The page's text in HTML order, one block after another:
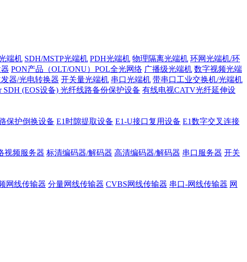
端机 SDH/MSTP光端机 PDH光端机 物理隔离光端机 环网光端机/环
PON产品（OLT/ONU）POL全光网络 广播级光端机 数字视频光端
器/光电转换器 开关量光端机 串口光端机 带串口工业交换机/光端机
SDH (EOS设备) 光纤线路备份保护设备 有线电视CATV光纤延伸设
保护倒换设备 E1时隙提取设备 E1-U接口复用设备 E1数字交叉连接
视频服务器 标清编码器/解码器 高清编码器/解码器 串口服务器 开关
网线传输器 分量网线传输器 CVBS网线传输器 串口-网线传输器 网